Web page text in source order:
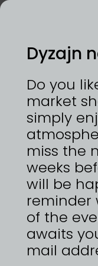
8—9/3/2025 |
Laiblova
Dekorativní
značka
republice.
úspěchu na
2024, kde
oboru
českým
Produkty
navrženy, aby
a uspokojily
líčení. Jedním z
technologie
produktů jak na
Dyzajn
Do you
market
simply
miss the
weeks
will be
reminder
of the
awaits
mail